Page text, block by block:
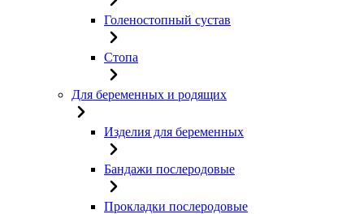
Голеностопный сустав
Стопа
Для беременных и родящих
Изделия для беременных
Бандажи послеродовые
Прокладки послеродовые